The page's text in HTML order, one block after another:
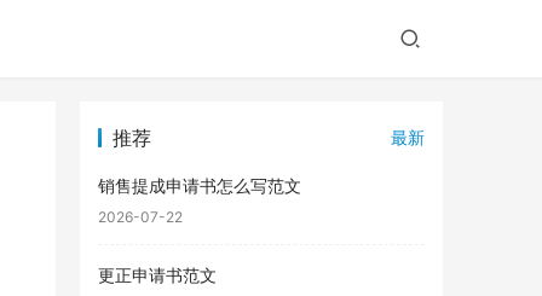
推荐 最新
销售提成申请书怎么写范文
2026-07-22
更正申请书范文